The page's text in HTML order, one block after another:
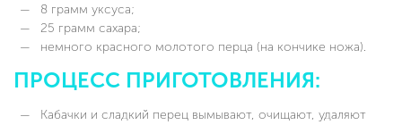
8 грамм уксуса;
25 грамм сахара;
немного красного молотого перца (на кончике ножа).
ПРОЦЕСС ПРИГОТОВЛЕНИЯ:
Кабачки и сладкий перец вымывают, очищают, удаляют